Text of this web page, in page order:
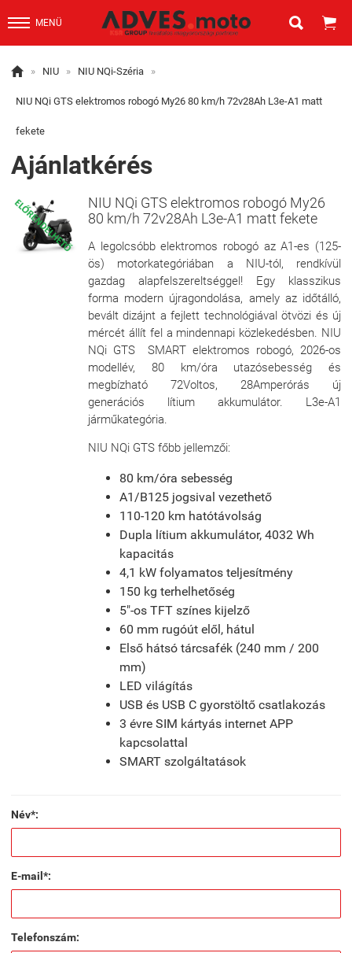
MENÜ  
 » NIU » NIU NQi-Széria »
NIU NQi GTS elektromos robogó My26 80 km/h 72v28Ah L3e-A1 matt
fekete
Ajánlatkérés
NIU NQi GTS elektromos robogó My26
80 km/h 72v28Ah L3e-A1 matt fekete
A legolcsóbb elektromos robogó az A1-es (125-
ös) motorkategóriában a NIU-tól, rendkívül
gazdag alapfelszereltséggel! Egy klasszikus
forma modern újragondolása, amely az időtálló,
bevált dizájnt a fejlett technológiával ötvözi és új
mércét állít fel a mindennapi közlekedésben. NIU
NQi GTS SMART elektromos robogó, 2026-os
modellév, 80 km/óra utazósebesség és
megbízható 72Voltos, 28Amperórás új
generációs lítium akkumulátor. L3e-A1
járműkategória.
NIU NQi GTS főbb jellemzői:
80 km/óra sebesség
A1/B125 jogsival vezethető
110-120 km hatótávolság
Dupla lítium akkumulátor, 4032 Wh
kapacitás
4,1 kW folyamatos teljesítmény
150 kg terhelhetőség
5"-os TFT színes kijelző
60 mm rugóút elől, hátul
Első hátsó tárcsafék (240 mm / 200
mm)
LED világítás
USB és USB C gyorstöltő csatlakozás
3 évre SIM kártyás internet APP
kapcsolattal
SMART szolgáltatások
Név*:
E-mail*:
Telefonszám: